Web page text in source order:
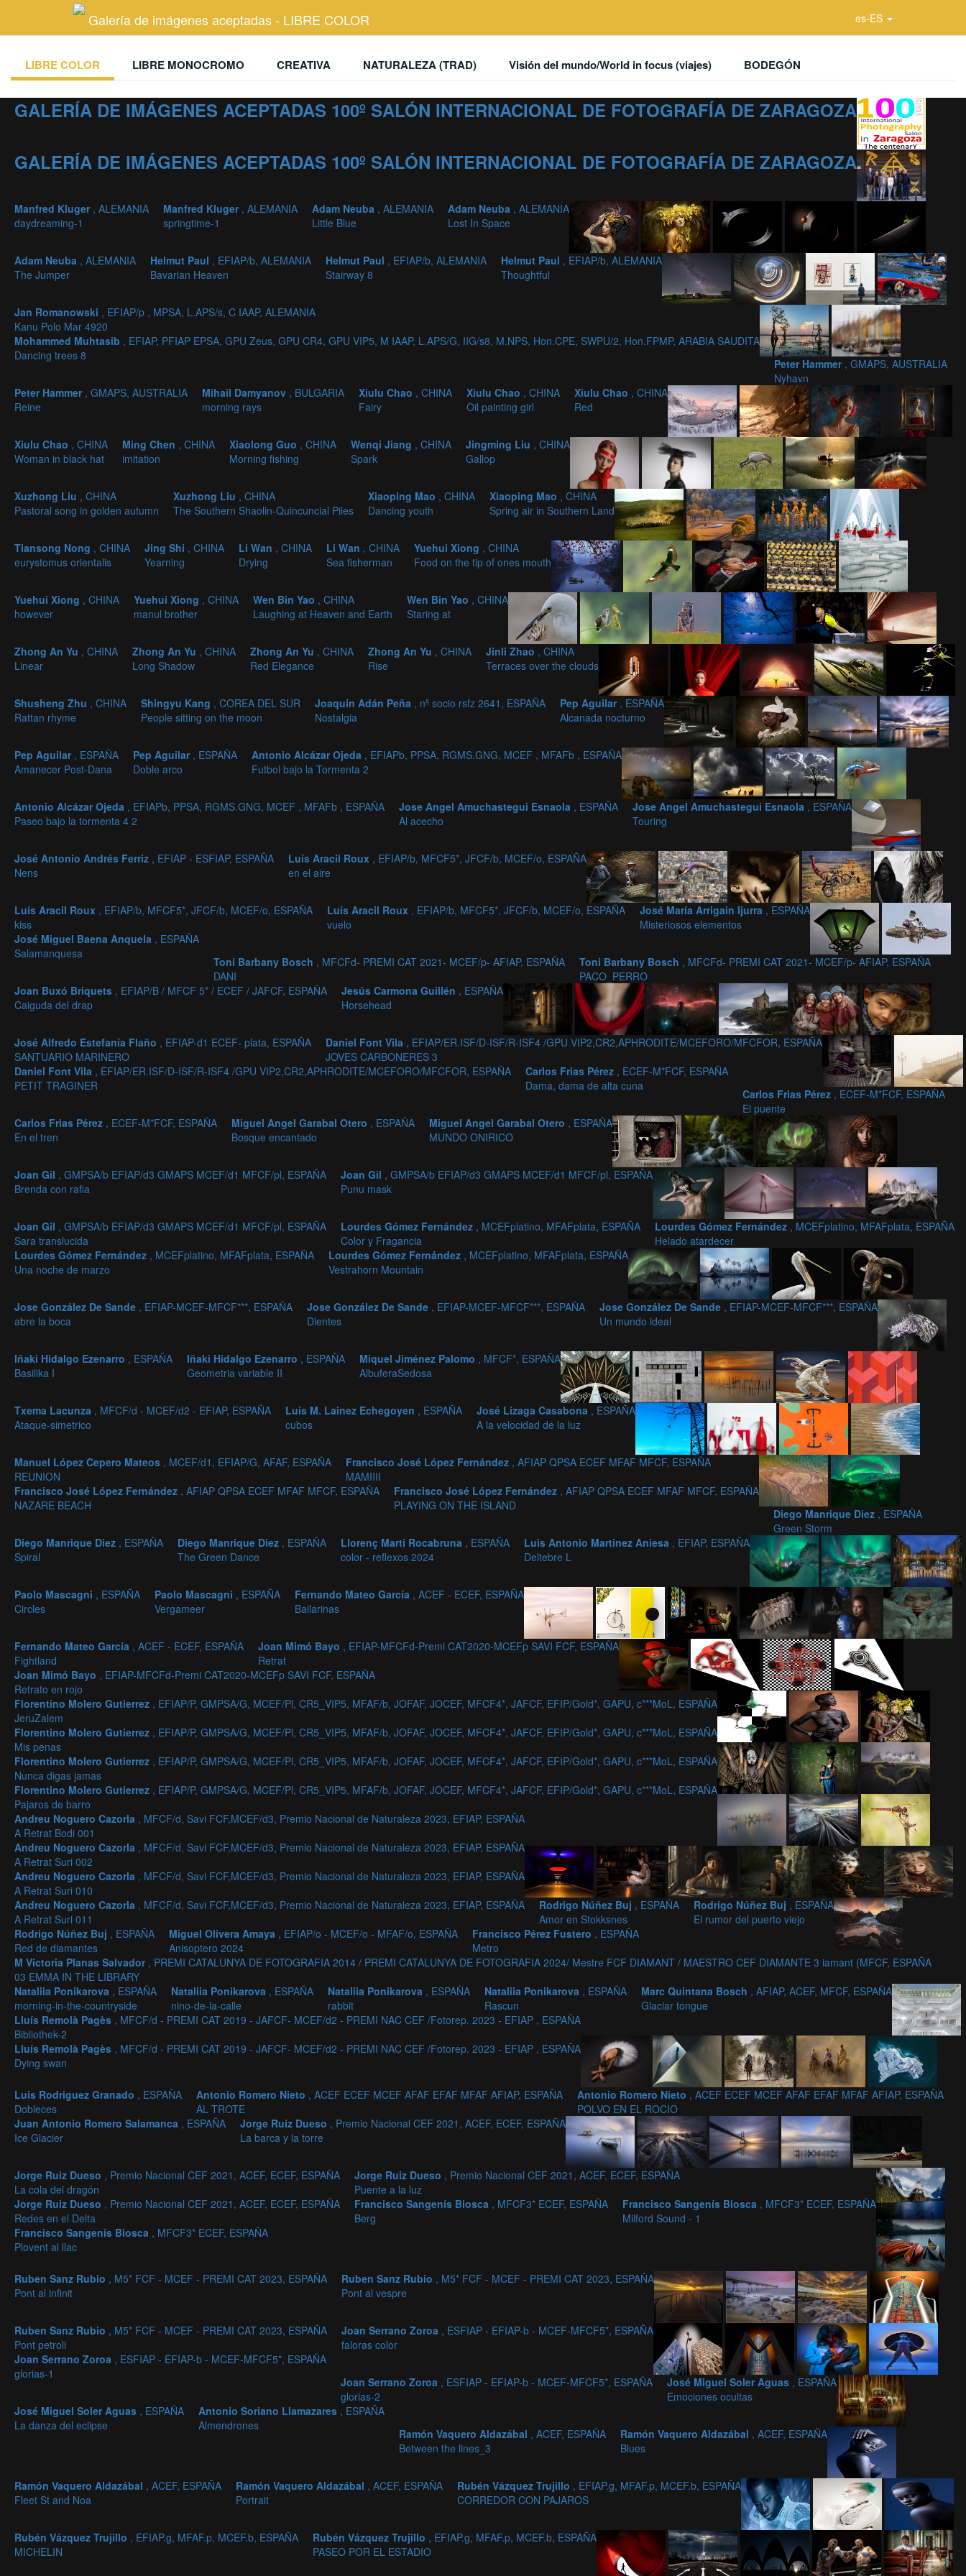
Galería de imágenes aceptadas - LIBRE COLOR es-ES
LIBRE COLOR LIBRE MONOCROMO CREATIVA NATURALEZA (TRAD) Visión del mundo/World in focus (viajes) BODEGÓN
GALERÍA DE IMÁGENES ACEPTADAS 100º SALÓN INTERNACIONAL DE FOTOGRAFÍA DE ZARAGOZA
GALERÍA DE IMÁGENES ACEPTADAS 100º SALÓN INTERNACIONAL DE FOTOGRAFÍA DE ZARAGOZA
Manfred Kluger , ALEMANIA
daydreaming-1
Manfred Kluger , ALEMANIA
springtime-1
Adam Neuba , ALEMANIA
Little Blue
Adam Neuba , ALEMANIA
Lost In Space
Adam Neuba , ALEMANIA
The Jumper
Helmut Paul , EFIAP/b, ALEMANIA
Bavarian Heaven
Helmut Paul , EFIAP/b, ALEMANIA
Stairway 8
Helmut Paul , EFIAP/b, ALEMANIA
Thoughtful
Jan Romanowski , EFIAP/p , MPSA, L.APS/s, C IAAP, ALEMANIA
Kanu Polo Mar 4920
Mohammed Muhtasib , EFIAP, PFIAP EPSA, GPU Zeus, GPU CR4, GPU VIP5, M IAAP, L.APS/G, IIG/s8, M.NPS, Hon.CPE, SWPU/2, Hon.FPMP, ARABIA SAUDITA
Dancing trees 8
Peter Hammer , GMAPS, AUSTRALIA
Nyhavn
Peter Hammer , GMAPS, AUSTRALIA
Reine
Mihail Damyanov , BULGARIA
morning rays
Xiulu Chao , CHINA
Fairy
Xiulu Chao , CHINA
Oil painting girl
Xiulu Chao , CHINA
Red
Xiulu Chao , CHINA
Woman in black hat
Ming Chen , CHINA
imitation
Xiaolong Guo , CHINA
Morning fishing
Wenqi Jiang , CHINA
Spark
Jingming Liu , CHINA
Gallop
Xuzhong Liu , CHINA
Pastoral song in golden autumn
Xuzhong Liu , CHINA
The Southern Shaolin-Quincuncial Piles
Xiaoping Mao , CHINA
Dancing youth
Xiaoping Mao , CHINA
Spring air in Southern Land
Tiansong Nong , CHINA
eurystomus orientalis
Jing Shi , CHINA
Yearning
Li Wan , CHINA
Drying
Li Wan , CHINA
Sea fisherman
Yuehui Xiong , CHINA
Food on the tip of ones mouth
Yuehui Xiong , CHINA
however
Yuehui Xiong , CHINA
manul brother
Wen Bin Yao , CHINA
Laughing at Heaven and Earth
Wen Bin Yao , CHINA
Staring at
Zhong An Yu , CHINA
Linear
Zhong An Yu , CHINA
Long Shadow
Zhong An Yu , CHINA
Red Elegance
Zhong An Yu , CHINA
Rise
Jinli Zhao , CHINA
Terraces over the clouds
Shusheng Zhu , CHINA
Rattan rhyme
Shingyu Kang , COREA DEL SUR
People sitting on the moon
Joaquín Adán Peña , nº socio rsfz 2641, ESPAÑA
Nostalgia
Pep Aguilar , ESPAÑA
Alcanada nocturno
Pep Aguilar , ESPAÑA
Amanecer Post-Dana
Pep Aguilar , ESPAÑA
Doble arco
Antonio Alcázar Ojeda , EFIAPb, PPSA, RGMS.GNG, MCEF , MFAFb , ESPAÑA
Futbol bajo la Tormenta 2
Antonio Alcázar Ojeda , EFIAPb, PPSA, RGMS.GNG, MCEF , MFAFb , ESPAÑA
Paseo bajo la tormenta 4 2
Jose Angel Amuchastegui Esnaola , ESPAÑA
Al acecho
Jose Angel Amuchastegui Esnaola , ESPAÑA
Touring
José Antonio Andrés Ferriz , EFIAP - ESFIAP, ESPAÑA
Nens
Luís Aracil Roux , EFIAP/b, MFCF5*, JFCF/b, MCEF/o, ESPAÑA
en el aire
Luís Aracil Roux , EFIAP/b, MFCF5*, JFCF/b, MCEF/o, ESPAÑA
kiss
Luís Aracil Roux , EFIAP/b, MFCF5*, JFCF/b, MCEF/o, ESPAÑA
vuelo
José María Arrigain Ijurra , ESPAÑA
Misteriosos elementos
José Miguel Baena Anquela , ESPAÑA
Salamanquesa
Toni Barbany Bosch , MFCFd- PREMI CAT 2021- MCEF/p- AFIAP, ESPAÑA
DANI
Toni Barbany Bosch , MFCFd- PREMI CAT 2021- MCEF/p- AFIAP, ESPAÑA
PACO_PERRO
Joan Buxó Briquets , EFIAP/B / MFCF 5* / ECEF / JAFCF, ESPAÑA
Caiguda del drap
Jesús Carmona Guillén , ESPAÑA
Horsehead
José Alfredo Estefanía Flaño , EFIAP-d1 ECEF- plata, ESPAÑA
SANTUARIO MARINERO
Daniel Font Vila , EFIAP/ER.ISF/D-ISF/R-ISF4 /GPU VIP2,CR2,APHRODITE/MCEFORO/MFCFOR, ESPAÑA
JOVES CARBONERES 3
Daniel Font Vila , EFIAP/ER.ISF/D-ISF/R-ISF4 /GPU VIP2,CR2,APHRODITE/MCEFORO/MFCFOR, ESPAÑA
PETIT TRAGINER
Carlos Frias Pérez , ECEF-M*FCF, ESPAÑA
Dama, dama de alta cuna
Carlos Frias Pérez , ECEF-M*FCF, ESPAÑA
El puente
Carlos Frias Pérez , ECEF-M*FCF, ESPAÑA
En el tren
Miguel Angel Garabal Otero , ESPAÑA
Bosque encantado
Miguel Angel Garabal Otero , ESPAÑA
MUNDO ONIRICO
Joan Gil , GMPSA/b EFIAP/d3 GMAPS MCEF/d1 MFCF/pl, ESPAÑA
Brenda con rafia
Joan Gil , GMPSA/b EFIAP/d3 GMAPS MCEF/d1 MFCF/pl, ESPAÑA
Punu mask
Joan Gil , GMPSA/b EFIAP/d3 GMAPS MCEF/d1 MFCF/pl, ESPAÑA
Sara translucida
Lourdes Gómez Fernández , MCEFplatino, MFAFplata, ESPAÑA
Color y Fragancia
Lourdes Gómez Fernández , MCEFplatino, MFAFplata, ESPAÑA
Helado atardecer
Lourdes Gómez Fernández , MCEFplatino, MFAFplata, ESPAÑA
Una noche de marzo
Lourdes Gómez Fernández , MCEFplatino, MFAFplata, ESPAÑA
Vestrahorn Mountain
Jose González De Sande , EFIAP-MCEF-MFCF***, ESPAÑA
abre la boca
Jose González De Sande , EFIAP-MCEF-MFCF***, ESPAÑA
Dientes
Jose González De Sande , EFIAP-MCEF-MFCF***, ESPAÑA
Un mundo ideal
Iñaki Hidalgo Ezenarro , ESPAÑA
Basilika I
Iñaki Hidalgo Ezenarro , ESPAÑA
Geometria variable II
Miquel Jiménez Palomo , MFCF*, ESPAÑA
AlbuferaSedosa
Txema Lacunza , MFCF/d - MCEF/d2 - EFIAP, ESPAÑA
Ataque-simetrico
Luis M. Lainez Echegoyen , ESPAÑA
cubos
José Lizaga Casabona , ESPAÑA
A la velocidad de la luz
Manuel López Cepero Mateos , MCEF/d1, EFIAP/G, AFAF, ESPAÑA
REUNION
Francisco José López Fernández , AFIAP QPSA ECEF MFAF MFCF, ESPAÑA
MAMIIII
Francisco José López Fernández , AFIAP QPSA ECEF MFAF MFCF, ESPAÑA
NAZARE BEACH
Francisco José López Fernández , AFIAP QPSA ECEF MFAF MFCF, ESPAÑA
PLAYING ON THE ISLAND
Diego Manrique Diez , ESPAÑA
Green Storm
Diego Manrique Diez , ESPAÑA
Spiral
Diego Manrique Diez , ESPAÑA
The Green Dance
Llorenç Marti Rocabruna , ESPAÑA
color - reflexos 2024
Luis Antonio Martinez Aniesa , EFIAP, ESPAÑA
Deltebre L
Paolo Mascagni , ESPAÑA
Circles
Paolo Mascagni , ESPAÑA
Vergameer
Fernando Mateo García , ACEF - ECEF, ESPAÑA
Bailarinas
Fernando Mateo García , ACEF - ECEF, ESPAÑA
Fightland
Joan Mimó Bayo , EFIAP-MFCFd-Premi CAT2020-MCEFp SAVI FCF, ESPAÑA
Retrat
Joan Mimó Bayo , EFIAP-MFCFd-Premi CAT2020-MCEFp SAVI FCF, ESPAÑA
Retrato en rojo
Florentino Molero Gutierrez , EFIAP/P, GMPSA/G, MCEF/Pl, CR5_VIP5, MFAF/b, JOFAF, JOCEF, MFCF4*, JAFCF, EFIP/Gold*, GAPU, c***MoL, ESPAÑA
JeruZalem
Florentino Molero Gutierrez , EFIAP/P, GMPSA/G, MCEF/Pl, CR5_VIP5, MFAF/b, JOFAF, JOCEF, MFCF4*, JAFCF, EFIP/Gold*, GAPU, c***MoL, ESPAÑA
Mis penas
Florentino Molero Gutierrez , EFIAP/P, GMPSA/G, MCEF/Pl, CR5_VIP5, MFAF/b, JOFAF, JOCEF, MFCF4*, JAFCF, EFIP/Gold*, GAPU, c***MoL, ESPAÑA
Nunca digas jamas
Florentino Molero Gutierrez , EFIAP/P, GMPSA/G, MCEF/Pl, CR5_VIP5, MFAF/b, JOFAF, JOCEF, MFCF4*, JAFCF, EFIP/Gold*, GAPU, c***MoL, ESPAÑA
Pajaros de barro
Andreu Noguero Cazorla , MFCF/d, Savi FCF,MCEF/d3, Premio Nacional de Naturaleza 2023, EFIAP, ESPAÑA
A Retrat Bodi 001
Andreu Noguero Cazorla , MFCF/d, Savi FCF,MCEF/d3, Premio Nacional de Naturaleza 2023, EFIAP, ESPAÑA
A Retrat Suri 002
Andreu Noguero Cazorla , MFCF/d, Savi FCF,MCEF/d3, Premio Nacional de Naturaleza 2023, EFIAP, ESPAÑA
A Retrat Suri 010
Andreu Noguero Cazorla , MFCF/d, Savi FCF,MCEF/d3, Premio Nacional de Naturaleza 2023, EFIAP, ESPAÑA
A Retrat Suri 011
Rodrigo Núñez Buj , ESPAÑA
Amor en Stokksnes
Rodrigo Núñez Buj , ESPAÑA
El rumor del puerto viejo
Rodrigo Núñez Buj , ESPAÑA
Red de diamantes
Miguel Olivera Amaya , EFIAP/o - MCEF/o - MFAF/o, ESPAÑA
Anisoptero 2024
Francisco Pérez Fustero , ESPAÑA
Metro
M Victoria Planas Salvador , PREMI CATALUNYA DE FOTOGRAFIA 2014 / PREMI CATALUNYA DE FOTOGRAFIA 2024/ Mestre FCF DIAMANT / MAESTRO CEF DIAMANTE 3 iamant (MFCF, ESPAÑA
03 EMMA IN THE LIBRARY
Nataliia Ponikarova , ESPAÑA
morning-in-the-countryside
Nataliia Ponikarova , ESPAÑA
nino-de-la-calle
Nataliia Ponikarova , ESPAÑA
rabbit
Nataliia Ponikarova , ESPAÑA
Rascun
Marc Quintana Bosch , AFIAP, ACEF, MFCF, ESPAÑA
Glaciar tongue
Lluís Remolà Pagès , MFCF/d - PREMI CAT 2019 - JAFCF- MCEF/d2 - PREMI NAC CEF /Fotorep. 2023 - EFIAP , ESPAÑA
Bibliothek-2
Lluís Remolà Pagès , MFCF/d - PREMI CAT 2019 - JAFCF- MCEF/d2 - PREMI NAC CEF /Fotorep. 2023 - EFIAP , ESPAÑA
Dying swan
Luis Rodriguez Granado , ESPAÑA
Dobleces
Antonio Romero Nieto , ACEF ECEF MCEF AFAF EFAF MFAF AFIAP, ESPAÑA
AL TROTE
Antonio Romero Nieto , ACEF ECEF MCEF AFAF EFAF MFAF AFIAP, ESPAÑA
POLVO EN EL ROCIO
Juan Antonio Romero Salamanca , ESPAÑA
Ice Glacier
Jorge Ruiz Dueso , Premio Nacional CEF 2021, ACEF, ECEF, ESPAÑA
La barca y la torre
Jorge Ruiz Dueso , Premio Nacional CEF 2021, ACEF, ECEF, ESPAÑA
La cola del dragón
Jorge Ruiz Dueso , Premio Nacional CEF 2021, ACEF, ECEF, ESPAÑA
Puente a la luz
Jorge Ruiz Dueso , Premio Nacional CEF 2021, ACEF, ECEF, ESPAÑA
Redes en el Delta
Francisco Sangenís Biosca , MFCF3* ECEF, ESPAÑA
Berg
Francisco Sangenís Biosca , MFCF3* ECEF, ESPAÑA
Milford Sound - 1
Francisco Sangenís Biosca , MFCF3* ECEF, ESPAÑA
Plovent al llac
Ruben Sanz Rubio , M5* FCF - MCEF - PREMI CAT 2023, ESPAÑA
Pont al infinit
Ruben Sanz Rubio , M5* FCF - MCEF - PREMI CAT 2023, ESPAÑA
Pont al vespre
Ruben Sanz Rubio , M5* FCF - MCEF - PREMI CAT 2023, ESPAÑA
Pont petroli
Joan Serrano Zoroa , ESFIAP - EFIAP-b - MCEF-MFCF5*, ESPAÑA
faloras color
Joan Serrano Zoroa , ESFIAP - EFIAP-b - MCEF-MFCF5*, ESPAÑA
glorias-1
Joan Serrano Zoroa , ESFIAP - EFIAP-b - MCEF-MFCF5*, ESPAÑA
glorias-2
José Miguel Soler Aguas , ESPAÑA
Emociones ocultas
José Miguel Soler Aguas , ESPAÑA
La danza del eclipse
Antonio Soriano Llamazares , ESPAÑA
Almendrones
Ramón Vaquero Aldazábal , ACEF, ESPAÑA
Between the lines_3
Ramón Vaquero Aldazábal , ACEF, ESPAÑA
Blues
Ramón Vaquero Aldazábal , ACEF, ESPAÑA
Fleet St and Noa
Ramón Vaquero Aldazábal , ACEF, ESPAÑA
Portrait
Rubén Vázquez Trujillo , EFIAP.g, MFAF.p, MCEF.b, ESPAÑA
CORREDOR CON PAJAROS
Rubén Vázquez Trujillo , EFIAP.g, MFAF.p, MCEF.b, ESPAÑA
MICHELIN
Rubén Vázquez Trujillo , EFIAP.g, MFAF.p, MCEF.b, ESPAÑA
PASEO POR EL ESTADIO